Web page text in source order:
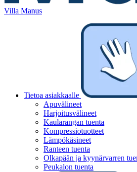
Villa Manus
Tietoa asiakkaalle
Apuvälineet
Harjoitusvälineet
Kaularangan tuenta
Kompressiotuotteet
Lämpökäsineet
Ranteen tuenta
Olkapään ja kyynärvarren
Peukalon tuenta